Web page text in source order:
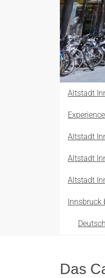
Altstadt
Altstadt
Altstadt
Altstadt
Innsbruck
Deutsch
Das